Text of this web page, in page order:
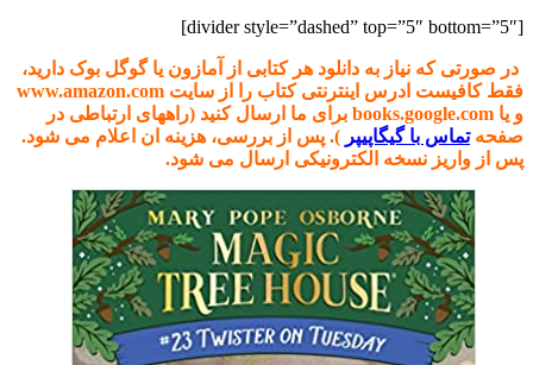
[divider style=”dashed” top=”5″ bottom=”5″]
در صورتی که نیاز به دانلود هر کتابی از آمازون یا گوگل بوک دارید،
فقط کافیست ادرس اینترنتی کتاب را از سایت www.amazon.com
و یا books.google.com برای ما ارسال کنید (راههای ارتباطی در
صفحهتماس با گیگاپیپر ). پس از بررسی، هزینه ان اعلام می شود.
پس از واریز نسخه الکترونیکی ارسال می شود.